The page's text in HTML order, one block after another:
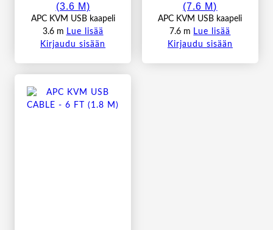
(3.6 M)
APC KVM USB kaapeli
3.6 m Lue lisää
Kirjaudu sisään
(7.6 M)
APC KVM USB kaapeli
7.6 m Lue lisää
Kirjaudu sisään